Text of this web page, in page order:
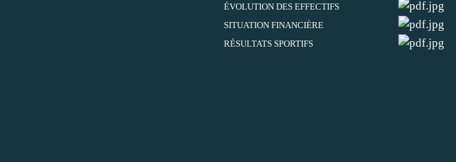
ÉVOLUTION DES EFFECTIFS
SITUATION FINANCIÈRE
RÉSULTATS SPORTIFS